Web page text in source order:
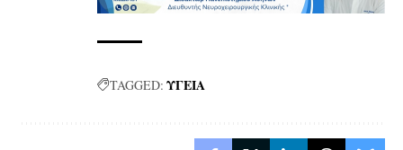
TAGGED: ΥΓΕΙΑ